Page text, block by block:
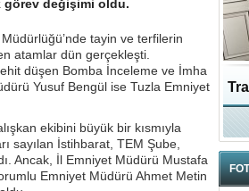
görev değişimi oldu.
tayin ve terfilerin
atamlar dün gerçekleşti.
düşen Bomba İnceleme ve İmha
Yusuf Bengül ise Tuzla Emniyet
ekibini büyük bir kısmıyla
sayılan İstihbarat, TEM Şube,
Ancak, İl Emniyet Müdürü Mustafa
Emniyet Müdürü Ahmet Metin